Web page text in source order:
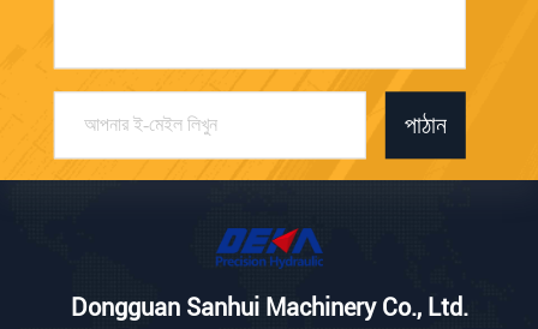
পাঠান
Dongguan Sanhui Machinery Co., Ltd.